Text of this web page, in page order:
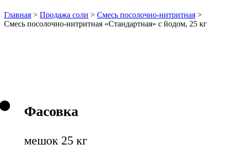
Главная > Продажа соли > Смесь посолочно-нитритная >
Смесь посолочно-нитритная «Стандартная» с йодом, 25 кг
Фасовка
мешок 25 кг